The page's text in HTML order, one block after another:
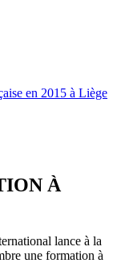
en 2015 à Liège
À
lance à la
une formation à